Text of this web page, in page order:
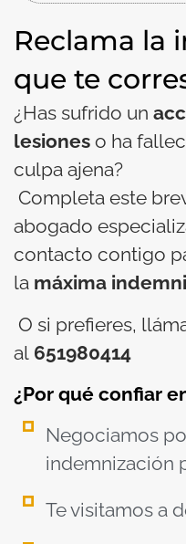
Reclama la
que te
¿Has sufrido un
lesiones o ha
culpa ajena?
Completa este
abogado
contacto contigo
la máxima
O si prefieres,
al 651980414
¿Por qué confiar
Negociamos
indemnización
Te visitamos a